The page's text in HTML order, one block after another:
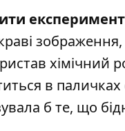
хімічний
в
б те, що